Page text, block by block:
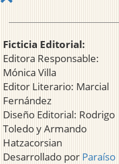
Ficticia Editorial:
Editora Responsable:
Mónica Villa
Editor Literario: Marcial
Fernández
Diseño Editorial: Rodrigo
Toledo y Armando
Hatzacorsian
Desarrollado por Paraíso